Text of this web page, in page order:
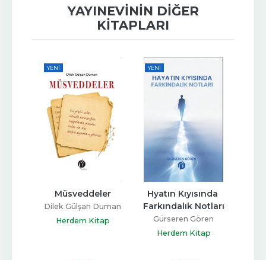
YAYINEVININ DIĞER
KITAPLARI
YENI
Müsveddeler
Dilek Gülşan Duman
Herdem Kitap
YENI
Hyatın Kıyısında
Farkındalık Notları
Gürseren Gören
Herdem Kitap